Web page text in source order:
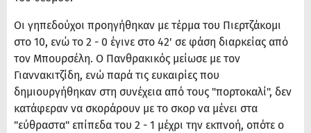
Οι γηπεδούχοι προηγήθηκαν με τέρμα του Πιερτζάκομι
στο 10, ενώ το 2 - 0 έγινε στο 42' σε φάση διαρκείας από
τον Μπουρσέλη. Ο Πανθρακικός μείωσε με τον
Γιαννακιτζίδη, ενώ παρά τις ευκαιρίες που
δημιουργήθηκαν στη συνέχεια από τους "πορτοκαλί", δεν
κατάφεραν να σκοράρουν με το σκορ να μένει στα
"εύθραστα" επίπεδα του 2 - 1 μέχρι την εκπνοή, οπότε ο